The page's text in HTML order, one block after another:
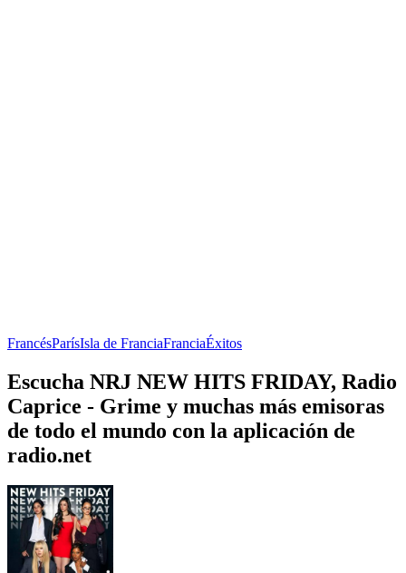
FrancésParísIsla de FranciaFranciaÉxitos
Escucha NRJ NEW HITS FRIDAY, Radio
Caprice - Grime y muchas más emisoras
de todo el mundo con la aplicación de
radio.net